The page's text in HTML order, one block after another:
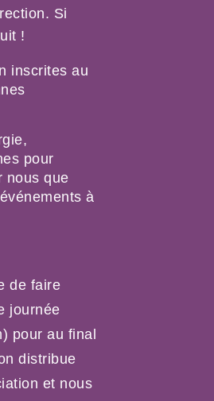
Si
!
inscrites au
pour
nous que
à
de faire
journée
pour au final
distribue
et nous